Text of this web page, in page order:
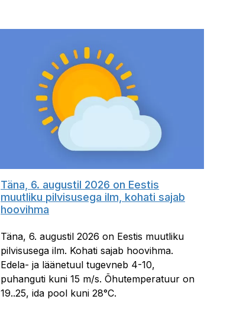
Täna, 6. augustil 2026 on Eestis
muutliku pilvisusega ilm, kohati sajab
hoovihma
Täna, 6. augustil 2026 on Eestis muutliku
pilvisusega ilm. Kohati sajab hoovihma.
Edela- ja läänetuul tugevneb 4-10,
puhanguti kuni 15 m/s. Õhutemperatuur on
19..25, ida pool kuni 28°C.